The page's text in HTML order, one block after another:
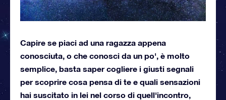
Capire se piaci ad una ragazza appena
conosciuta, o che conosci da un po', è molto
semplice, basta saper cogliere i giusti segnali
per scoprire cosa pensa di te e quali sensazioni
hai suscitato in lei nel corso di quell'incontro,